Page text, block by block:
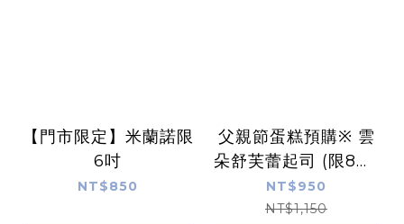
【門市限定】米蘭諾限
6吋
NT$850
父親節蛋糕預購※ 雲
朵舒芙蕾起司 (限8吋)
※
NT$950
NT$1,150